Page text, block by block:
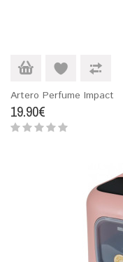
Artero Perfume Impact
19.90€